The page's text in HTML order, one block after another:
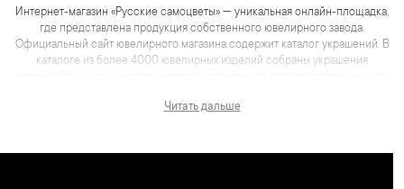
Интернет-магазин «Русские самоцветы» — уникальная онлайн-площадка,
где представлена продукция собственного ювелирного завода.
Официальный сайт ювелирного магазина содержит каталог украшений. В
каталоге из более 4000 ювелирных изделий собраны украшения
качественные фотографии и видеоматериалы, но и
Читать дальше